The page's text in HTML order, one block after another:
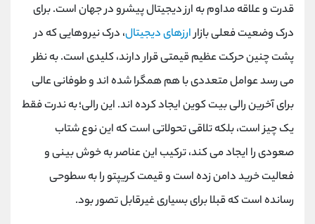
قدرت و علاقه مداوم به ارز دیجیتال پیشرو در جهان است. برای
درک وضعیت فعلی بازارارزهای دیجیتال، درک نیروهایی که در
پشت چنین حرکت عظیم قیمتی قرار دارند، کلیدی است. به نظر
می رسد عوامل متعددی با هم همگرا شده اند و طوفانی عالی
برای آخرین رالی بیت کوین ایجاد کرده اند. این رالی؛ به ندرت فقط
یک چیز است، بلکه تلاقی تحولاتی است که این نوع شتاب
صعودی را ایجاد می کند، ترکیب این عناصر به خوش بینی و
فعالیت خرید دامن زده است و قیمت کریپتو را به سطوحی
رسانده است که قبلا برای بسیاری غیرقابل تصور بود.